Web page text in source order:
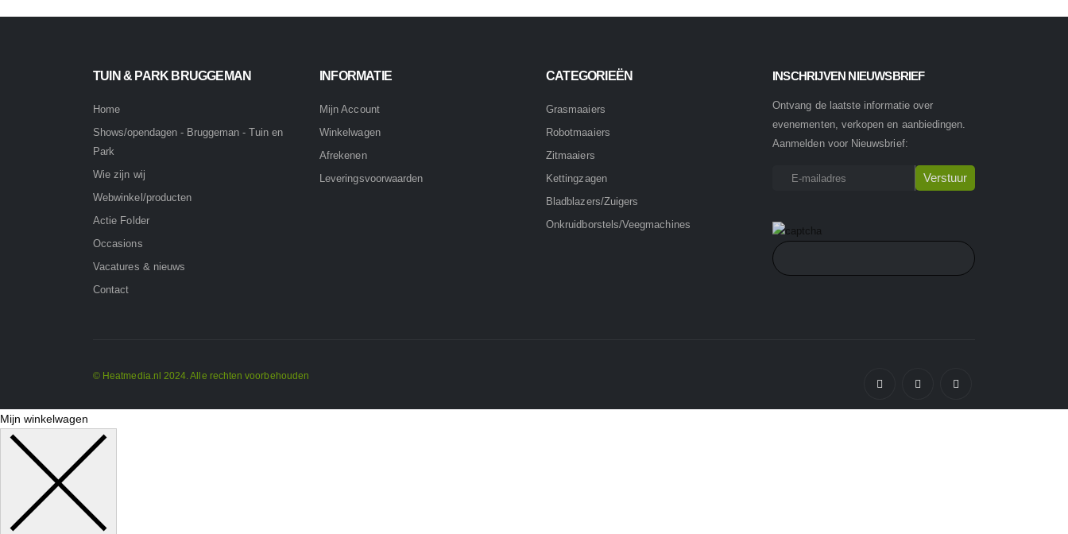
TUIN & PARK BRUGGEMAN
Home
Shows/opendagen - Bruggeman - Tuin en
Park
Wie zijn wij
Webwinkel/producten
Actie Folder
Occasions
Vacatures & nieuws
Contact
INFORMATIE
Mijn Account
Winkelwagen
Afrekenen
Leveringsvoorwaarden
CATEGORIEËN
Grasmaaiers
Robotmaaiers
Zitmaaiers
Kettingzagen
Bladblazers/Zuigers
Onkruidborstels/Veegmachines
INSCHRIJVEN NIEUWSBRIEF
Ontvang de laatste informatie over
evenementen, verkopen en aanbiedingen.
Aanmelden voor Nieuwsbrief:
© Heatmedia.nl 2024. Alle rechten voorbehouden
Mijn winkelwagen